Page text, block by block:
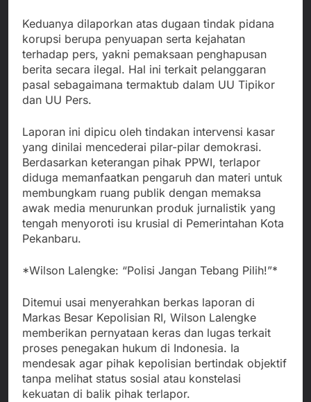
Keduanya dilaporkan atas dugaan tindak pidana
korupsi berupa penyuapan serta kejahatan
terhadap pers, yakni pemaksaan penghapusan
berita secara ilegal. Hal ini terkait pelanggaran
pasal sebagaimana termaktub dalam UU Tipikor
dan UU Pers.
Laporan ini dipicu oleh tindakan intervensi kasar
yang dinilai mencederai pilar-pilar demokrasi.
Berdasarkan keterangan pihak PPWI, terlapor
diduga memanfaatkan pengaruh dan materi untuk
membungkam ruang publik dengan memaksa
awak media menurunkan produk jurnalistik yang
tengah menyoroti isu krusial di Pemerintahan Kota
Pekanbaru.
*Wilson Lalengke: “Polisi Jangan Tebang Pilih!”*
Ditemui usai menyerahkan berkas laporan di
Markas Besar Kepolisian RI, Wilson Lalengke
memberikan pernyataan keras dan lugas terkait
proses penegakan hukum di Indonesia. Ia
mendesak agar pihak kepolisian bertindak objektif
tanpa melihat status sosial atau konstelasi
kekuatan di balik pihak terlapor.